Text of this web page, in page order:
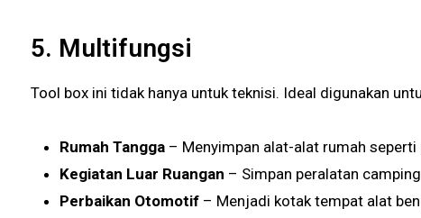
5. Multifungsi
Tool box ini tidak hanya untuk teknisi. Ideal digunakan
Rumah Tangga – Menyimpan alat-alat rumah seperti
Kegiatan Luar Ruangan – Simpan peralatan
Perbaikan Otomotif – Menjadi kotak tempat alat